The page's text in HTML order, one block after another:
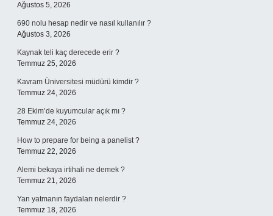
Ağustos 5, 2026
690 nolu hesap nedir ve nasıl kullanılır ?
Ağustos 3, 2026
Kaynak teli kaç derecede erir ?
Temmuz 25, 2026
Kavram Üniversitesi müdürü kimdir ?
Temmuz 24, 2026
28 Ekim’de kuyumcular açık mı ?
Temmuz 24, 2026
How to prepare for being a panelist ?
Temmuz 22, 2026
Alemi bekaya irtihali ne demek ?
Temmuz 21, 2026
Yan yatmanın faydaları nelerdir ?
Temmuz 18, 2026